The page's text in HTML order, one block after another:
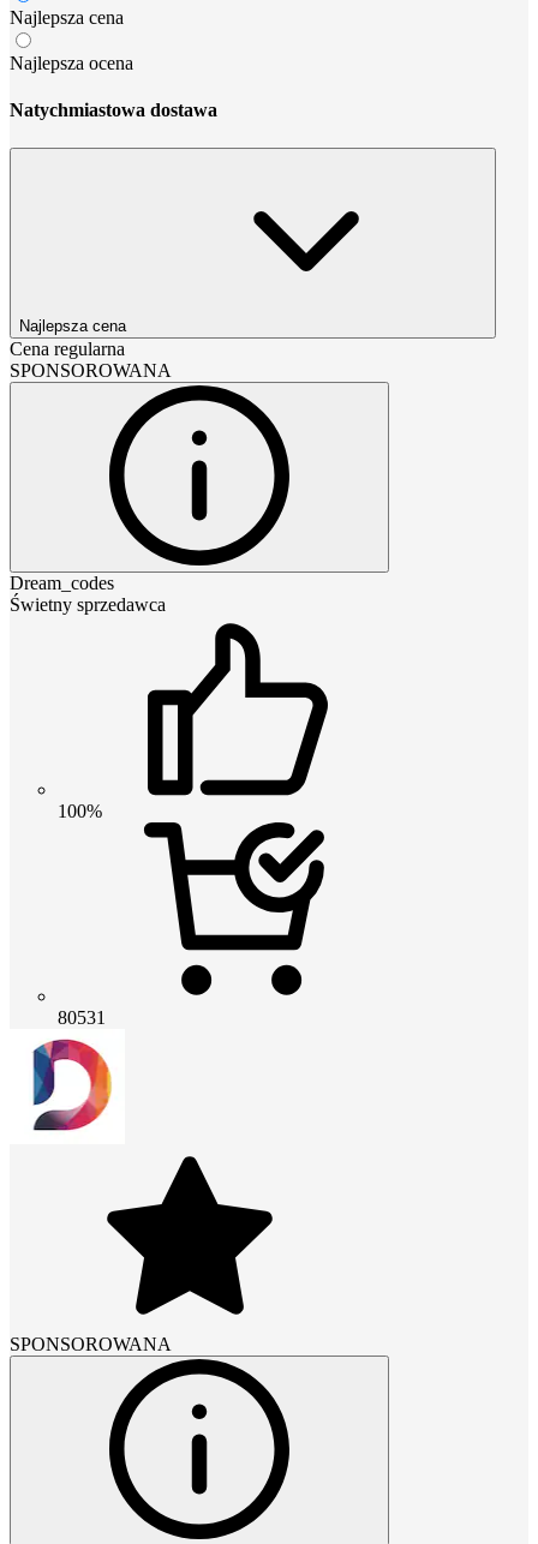
Najlepsza cena
Najlepsza ocena
Natychmiastowa dostawa
Najlepsza cena
Cena regularna
SPONSOROWANA
Dream_codes
Świetny sprzedawca
100%
80531
SPONSOROWANA